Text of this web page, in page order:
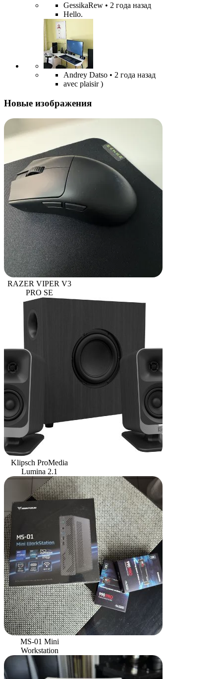
GessikaRew • 2 года назад
Hello.
Andrey Datso • 2 года назад
avec plaisir )
Новые изображения
RAZER VIPER V3
PRO SE
Klipsch ProMedia
Lumina 2.1
MS-01 Mini
Workstation